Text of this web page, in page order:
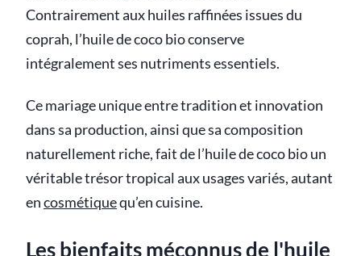
Contrairement aux huiles raffinées issues du
coprah, l’huile de coco bio conserve
intégralement ses nutriments essentiels.
Ce mariage unique entre tradition et innovation
dans sa production, ainsi que sa composition
naturellement riche, fait de l’huile de coco bio un
véritable trésor tropical aux usages variés, autant
encosmétiquequ’en cuisine.
Les bienfaits méconnus de l'huile